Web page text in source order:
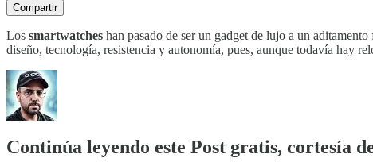
Compartir
Los smartwatches han pasado de ser un gadget de lujo a un
diseño, tecnología, resistencia y autonomía, pues, aunque todavía hay
Continúa leyendo este Post gratis, cortesía